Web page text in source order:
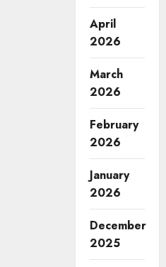
April
2026
March
2026
February
2026
January
2026
December
2025